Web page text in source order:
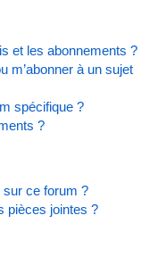
et les abonnements ?
m’abonner à un sujet
spécifique ?
?
ce forum ?
pièces jointes ?